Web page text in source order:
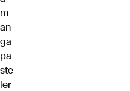
m
an
ga
pa
ste
ler